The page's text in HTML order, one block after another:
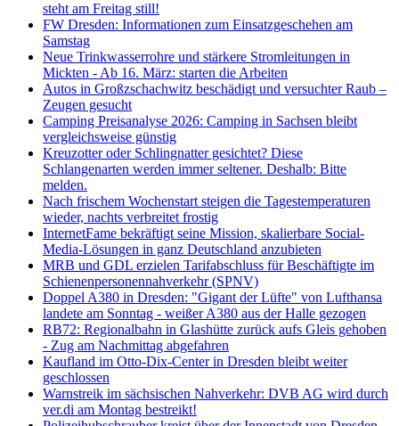
steht am Freitag still!
FW Dresden: Informationen zum Einsatzgeschehen am
Samstag
Neue Trinkwasserrohre und stärkere Stromleitungen in
Mickten - Ab 16. März: starten die Arbeiten
Autos in Großzschachwitz beschädigt und versuchter Raub –
Zeugen gesucht
Camping Preisanalyse 2026: Camping in Sachsen bleibt
vergleichsweise günstig
Kreuzotter oder Schlingnatter gesichtet? Diese
Schlangenarten werden immer seltener. Deshalb: Bitte
melden.
Nach frischem Wochenstart steigen die Tagestemperaturen
wieder, nachts verbreitet frostig
InternetFame bekräftigt seine Mission, skalierbare Social-
Media-Lösungen in ganz Deutschland anzubieten
MRB und GDL erzielen Tarifabschluss für Beschäftigte im
Schienenpersonennahverkehr (SPNV)
Doppel A380 in Dresden: "Gigant der Lüfte" von Lufthansa
landete am Sonntag - weißer A380 aus der Halle gezogen
RB72: Regionalbahn in Glashütte zurück aufs Gleis gehoben
- Zug am Nachmittag abgefahren
Kaufland im Otto-Dix-Center in Dresden bleibt weiter
geschlossen
Warnstreik im sächsischen Nahverkehr: DVB AG wird durch
ver.di am Montag bestreikt!